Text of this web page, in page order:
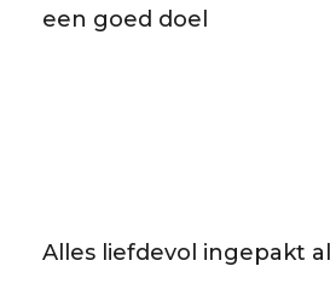
een goed doel
Alles liefdevol ingepakt